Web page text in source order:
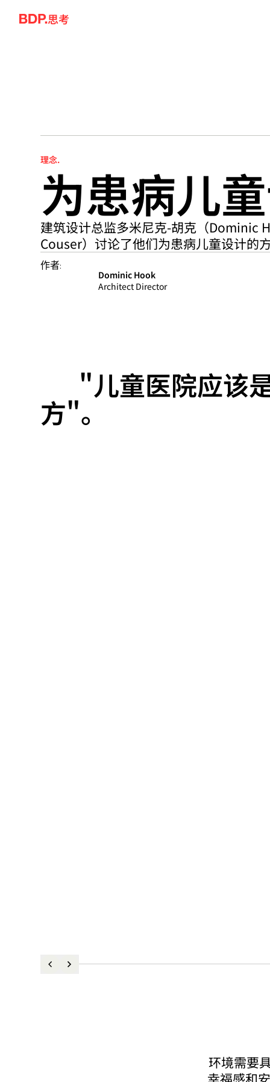
Skip to content
思考
理念.
为患病儿
建筑设计总监多米尼克-胡克（Dominic
Couser）讨论了他们为患病儿童设计的
作者: Dominic Hook
Architect Director
"儿童医院应该
方"。
环境需要